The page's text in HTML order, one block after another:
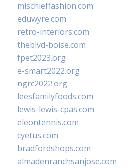
mischieffashion.com
eduwyre.com
retro-interiors.com
theblvd-boise.com
fpet2023.org
e-smart2022.org
ngrc2022.org
leesfamilyfoods.com
lewis-lewis-cpas.com
eleontennis.com
cyetus.com
bradfordshops.com
almadenranchsanjose.com